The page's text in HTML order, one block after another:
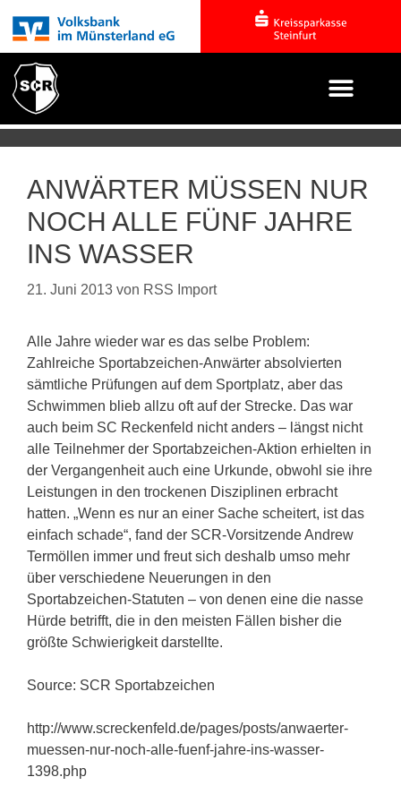
ANWÄRTER MÜSSEN NUR
NOCH ALLE FÜNF JAHRE
INS WASSER
21. Juni 2013 von RSS Import
Alle Jahre wieder war es das selbe Problem:
Zahlreiche Sportabzeichen-Anwärter absolvierten
sämtliche Prüfungen auf dem Sportplatz, aber das
Schwimmen blieb allzu oft auf der Strecke. Das war
auch beim SC Reckenfeld nicht anders – längst nicht
alle Teilnehmer der Sportabzeichen-Aktion erhielten in
der Vergangenheit auch eine Urkunde, obwohl sie ihre
Leistungen in den trockenen Disziplinen erbracht
hatten. „Wenn es nur an einer Sache scheitert, ist das
einfach schade“, fand der SCR-Vorsitzende Andrew
Termöllen immer und freut sich deshalb umso mehr
über verschiedene Neuerungen in den
Sportabzeichen-Statuten – von denen eine die nasse
Hürde betrifft, die in den meisten Fällen bisher die
größte Schwierigkeit darstellte.
Source: SCR Sportabzeichen
http://www.screckenfeld.de/pages/posts/anwaerter-
muessen-nur-noch-alle-fuenf-jahre-ins-wasser-
1398.php